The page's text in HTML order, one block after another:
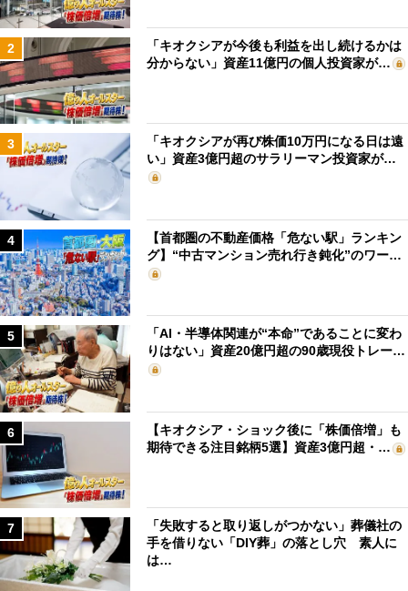
2
「キオクシアが今後も利益を出し続けるかは
分からない」資産11億円の個人投資家が…
3
「キオクシアが再び株価10万円になる日は遠
い」資産3億円超のサラリーマン投資家が…
4
【首都圏の不動産価格「危ない駅」ランキン
グ】“中古マンション売れ行き鈍化”のワー…
5
「AI・半導体関連が“本命”であることに変わ
りはない」資産20億円超の90歳現役トレー…
6
【キオクシア・ショック後に「株価倍増」も
期待できる注目銘柄5選】資産3億円超・…
7
「失敗すると取り返しがつかない」葬儀社の
手を借りない「DIY葬」の落とし穴 素人に
は…